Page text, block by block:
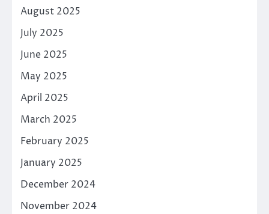
August 2025
July 2025
June 2025
May 2025
April 2025
March 2025
February 2025
January 2025
December 2024
November 2024